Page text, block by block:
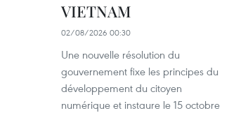
VIETNAM
02/08/2026 00:30
Une nouvelle résolution du
gouvernement fixe les principes du
développement du citoyen
numérique et instaure le 15 octobre